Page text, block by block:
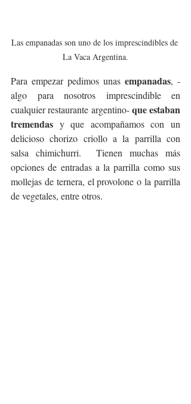
Las empanadas son uno de los imprescindibles de
La Vaca Argentina.
Para empezar pedimos unas empanadas, -
algo para nosotros imprescindible en
cualquier restaurante argentino- que estaban
tremendas y que acompañamos con un
delicioso chorizo criollo a la parrilla con
salsa chimichurri.  Tienen muchas más
opciones de entradas a la parrilla como sus
mollejas de ternera, el provolone o la parrilla
de vegetales, entre otros.